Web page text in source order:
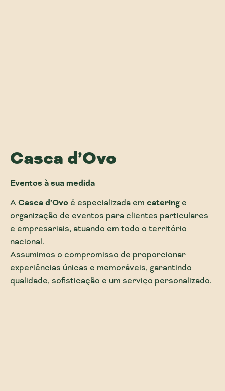
Casca d’Ovo
Eventos à sua medida
ACasca d’Ovo é especializada em catering e
organização de eventos para clientes particulares
e empresariais, atuando em todo o território
nacional.
Assumimos o compromisso de proporcionar
experiências únicas e memoráveis, garantindo
qualidade, sofisticação e um serviço personalizado.